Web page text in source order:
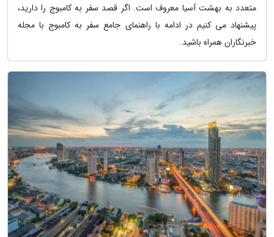
متعدد به بهشت آسیا معروف است. اگر قصد سفر به کامبوج را دارید،
پیشنهاد می کنیم در ادامه با راهنمای جامع سفر به کامبوج با مجله
خبرنگاران همراه باشید.